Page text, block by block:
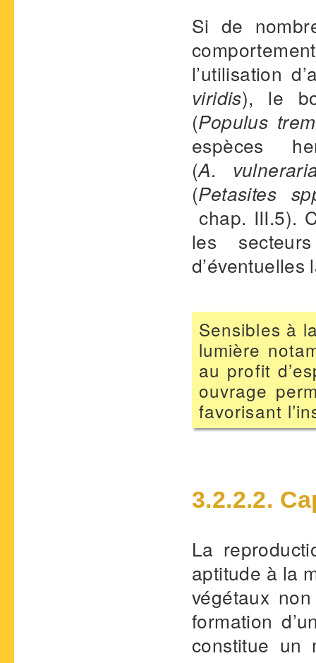
Si de
l’utilisation
viridis), le
(Populus
espèces
(A.
(Petasites
chap. III.5).
les
d’éventuelles
Sensibles à
lumière
au profit
ouvrage
favorisant
3.2.2.2.
La
aptitude à la
végétaux
formation
constitue un